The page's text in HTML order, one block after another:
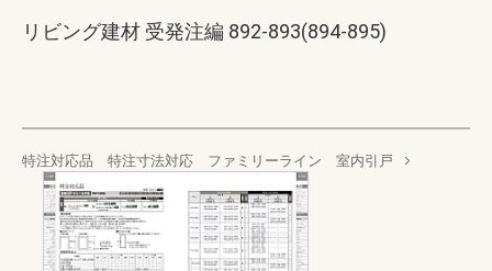
リビング建材 受発注編 892-893(894-895)
特注対応品 特注寸法対応 ファミリーライン 室内引戸